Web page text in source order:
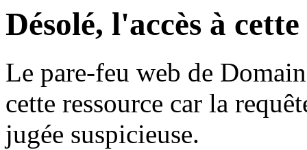
Désolé, l'accès à
Le pare-feu web de
cette ressource car la
jugée suspicieuse.